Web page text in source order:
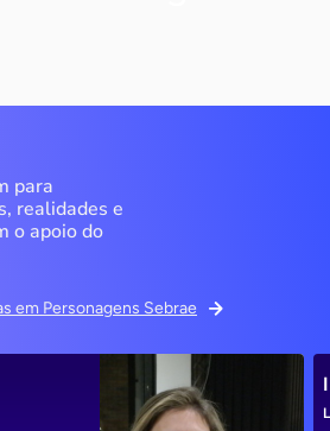
para
realidades e
o apoio do
em Personagens Sebrae